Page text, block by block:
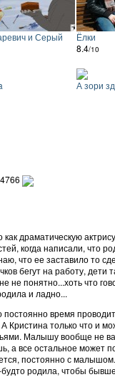
и Серый
Ёлки
8.4/10
А зори
драматическую
когда написали, что
что ее заставило то
бегут на работу, дети
не понятно...хоть что
и ладно...
время
Кристина только что и
Малышу вообще не
а все остальное может
постоянно с
родила, чтобы